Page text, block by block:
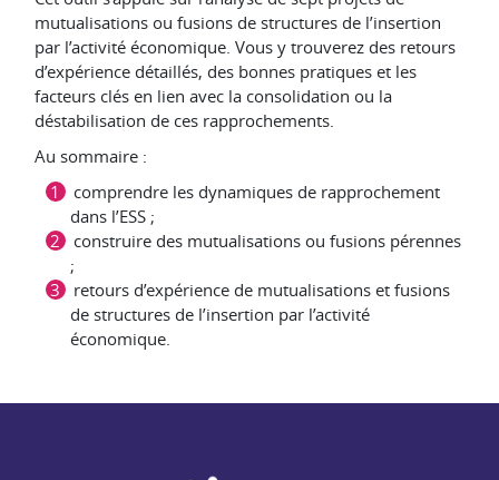
mutualisations ou fusions de structures de l’insertion
par l’activité économique. Vous y trouverez des retours
d’expérience détaillés, des bonnes pratiques et les
facteurs clés en lien avec la consolidation ou la
déstabilisation de ces rapprochements.
Au sommaire :
comprendre les dynamiques de rapprochement
dans l’ESS ;
construire des mutualisations ou fusions pérennes
;
retours d’expérience de mutualisations et fusions
de structures de l’insertion par l’activité
économique.